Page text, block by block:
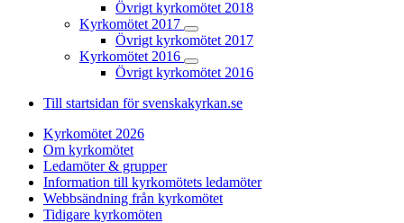
Övrigt kyrkomötet 2018
Kyrkomötet 2017
Övrigt kyrkomötet 2017
Kyrkomötet 2016
Övrigt kyrkomötet 2016
Till startsidan för svenskakyrkan.se
Kyrkomötet 2026
Om kyrkomötet
Ledamöter & grupper
Information till kyrkomötets ledamöter
Webbsändning från kyrkomötet
Tidigare kyrkomöten